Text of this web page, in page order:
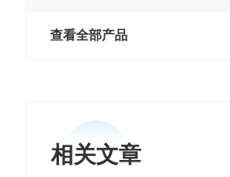
查看全部产品
相关文章